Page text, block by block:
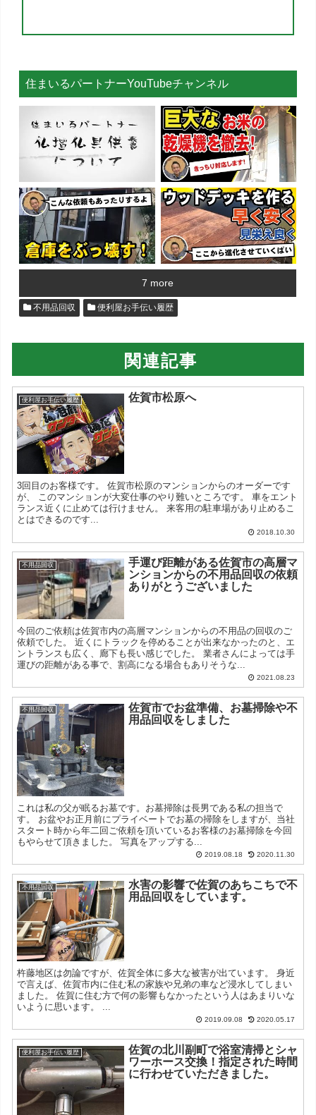
住まいるパートナーYouTubeチャンネル
7 more
不用品回収 便利屋お手伝い履歴
関連記事
便利屋お手伝い履歴 佐賀市松原へ
3回目のお客様です。 佐賀市松原のマンションからのオーダーです
が、 このマンションが大変仕事のやり難いところです。 車をエント
ランス近くに止めては行けません。 来客用の駐車場があり止めるこ
とはできるのです...
2018.10.30
不用品回収
手運び距離がある佐賀市の高層マ
ンションからの不用品回収の依頼
ありがとうございました
今回のご依頼は佐賀市内の高層マンションからの不用品の回収のご
依頼でした。 近くにトラックを停めることが出来なかったのと、エ
ントランスも広く、廊下も長い感じでした。 業者さんによっては手
運びの距離がある事で、割高になる場合もありそうな...
2021.08.23
不用品回収
佐賀市でお盆準備、お墓掃除や不
用品回収をしました
これは私の父が眠るお墓です。お墓掃除は長男である私の担当で
す。 お盆やお正月前にプライベートでお墓の掃除をしますが、当社
スタート時から年二回ご依頼を頂いているお客様のお墓掃除を今回
もやらせて頂きました。 写真をアップする...
2019.08.18 2020.11.30
不用品回収
水害の影響で佐賀のあちこちで不
用品回収をしています。
杵藤地区は勿論ですが、佐賀全体に多大な被害が出ています。 身近
で言えば、佐賀市内に住む私の家族や兄弟の車など浸水してしまい
ました。 佐賀に住む方で何の影響もなかったという人はあまりいな
いように思います。 ...
2019.09.08 2020.05.17
便利屋お手伝い履歴
佐賀の北川副町で浴室清掃とシャ
ワーホース交換！指定された時間
に行わせていただきました。